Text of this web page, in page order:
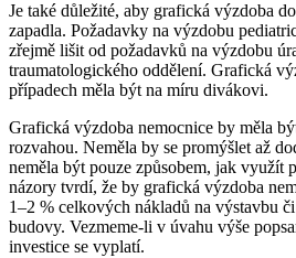
Je také důležité, aby grafická výzdoba
zapadla. Požadavky na výzdobu
zřejmě lišit od požadavků na výzdobu
traumatologického oddělení. Grafická
případech měla být na míru divákovi.
Grafická výzdoba nemocnice by měla
rozvahou. Neměla by se promýšlet až
neměla být pouze způsobem, jak využít
názory tvrdí, že by grafická výzdoba
1–2 % celkových nákladů na výstavbu
budovy. Vezmeme-li v úvahu výše
investice se vyplatí.